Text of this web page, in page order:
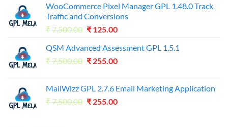
WooCommerce Pixel Manager GPL 1.48.0 Track
Traffic and Conversions
₹7,500.00 Original
was:
₹7,500.00.
₹ 125.00Current
is:
₹125.00.
QSM Advanced Assessment GPL 1.5.1
₹7,500.00 Original
₹7,500.00.
₹ 255.00Current
₹255.00.
MailWizz GPL 2.7.6 Email Marketing Application
₹7,500.00 Original
₹ 255.00Current